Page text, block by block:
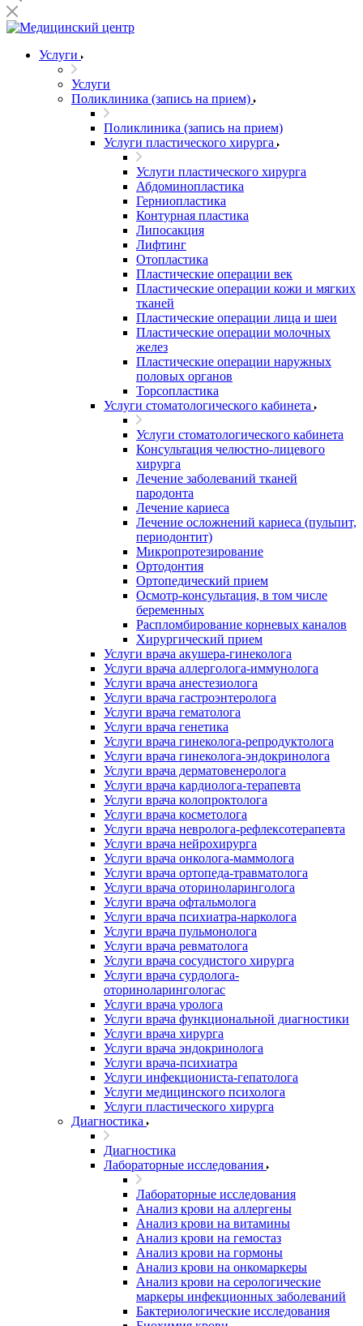
Услуги
Услуги
Поликлиника (запись на прием)
Поликлиника (запись на прием)
Услуги пластического хирурга
Услуги пластического хирурга
Абдоминопластика
Герниопластика
Контурная пластика
Липосакция
Лифтинг
Отопластика
Пластические операции век
Пластические операции кожи и мягких
тканей
Пластические операции лица и шеи
Пластические операции молочных
желез
Пластические операции наружных
половых органов
Торсопластика
Услуги стоматологического кабинета
Услуги стоматологического кабинета
Консультация челюстно-лицевого
хирурга
Лечение заболеваний тканей
пародонта
Лечение кариеса
Лечение осложнений кариеса (пульпит,
периодонтит)
Микропротезирование
Ортодонтия
Ортопедический прием
Осмотр-консультация, в том числе
беременных
Распломбирование корневых каналов
Хирургический прием
Услуги врача акушера-гинеколога
Услуги врача аллерголога-иммунолога
Услуги врача анестезиолога
Услуги врача гастроэнтеролога
Услуги врача гематолога
Услуги врача генетика
Услуги врача гинеколога-репродуктолога
Услуги врача гинеколога-эндокринолога
Услуги врача дерматовенеролога
Услуги врача кардиолога-терапевта
Услуги врача колопроктолога
Услуги врача косметолога
Услуги врача невролога-рефлексотерапевта
Услуги врача нейрохирурга
Услуги врача онколога-маммолога
Услуги врача ортопеда-травматолога
Услуги врача оториноларинголога
Услуги врача офтальмолога
Услуги врача психиатра-нарколога
Услуги врача пульмонолога
Услуги врача ревматолога
Услуги врача сосудистого хирурга
Услуги врача сурдолога-
оториноларингологас
Услуги врача уролога
Услуги врача функциональной диагностики
Услуги врача хирурга
Услуги врача эндокринолога
Услуги врача-психиатра
Услуги инфекциониста-гепатолога
Услуги медицинского психолога
Услуги пластического хирурга
Диагностика
Диагностика
Лабораторные исследования
Лабораторные исследования
Анализ крови на аллергены
Анализ крови на витамины
Анализ крови на гемостаз
Анализ крови на гормоны
Анализ крови на онкомаркеры
Анализ крови на серологические
маркеры инфекционных заболеваний
Бактериологические исследования